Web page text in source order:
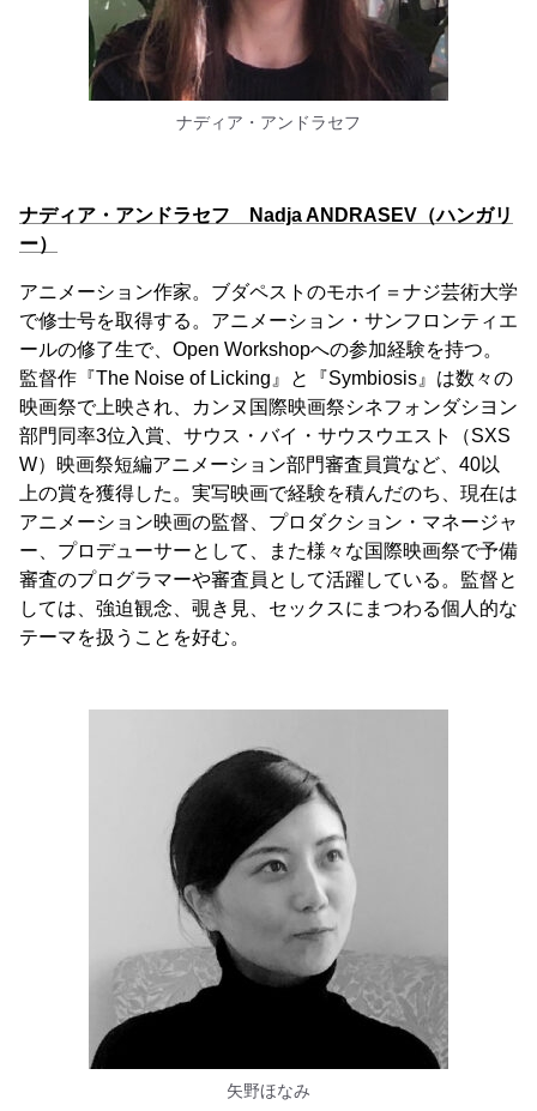
ナディア・アンドラセフ
ナディア・アンドラセフ Nadja ANDRASEV（ハンガリ
ー）
アニメーション作家。ブダペストのモホイ＝ナジ芸術大学
で修士号を取得する。アニメーション・サンフロンティエ
ールの修了生で、Open Workshopへの参加経験を持つ。
監督作『The Noise of Licking』と『Symbiosis』は数々の
映画祭で上映され、カンヌ国際映画祭シネフォンダシヨン
部門同率3位入賞、サウス・バイ・サウスウエスト（SXS
W）映画祭短編アニメーション部門審査員賞など、40以
上の賞を獲得した。実写映画で経験を積んだのち、現在は
アニメーション映画の監督、プロダクション・マネージャ
ー、プロデューサーとして、また様々な国際映画祭で予備
審査のプログラマーや審査員として活躍している。監督と
しては、強迫観念、覗き見、セックスにまつわる個人的な
テーマを扱うことを好む。
矢野ほなみ